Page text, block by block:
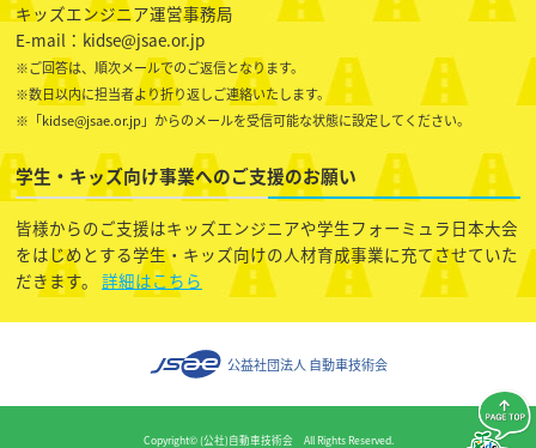
キッズエンジニア運営事務局
E-mail：kidse@jsae.or.jp
※ご回答は、順次メールでのご返信となります。
※数日以内に担当者より折り返しご連絡いたします。
※「kidse@jsae.or.jp」からのメールを受信可能な状態に設定してください。
学生・キッズ向け事業へのご支援のお願い
皆様からのご支援はキッズエンジニアや学生フォーミュラ日本大会
をはじめとする学生・キッズ向けの人材育成事業に充てさせていた
だきます。 詳細はこちら
公益社団法人 自動車技術会
Copyright© (公社)自動車技術会 All Rights Reserved.